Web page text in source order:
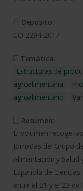
Deposito:
CO-2294-2017
Temática:
Estructuras de
agroalimentaria
agroalimentario
Resumen:
El volumen recoge
Jornadas del Grupo
Alimentación y Salud
Española de
entre el 21 y el 23 de